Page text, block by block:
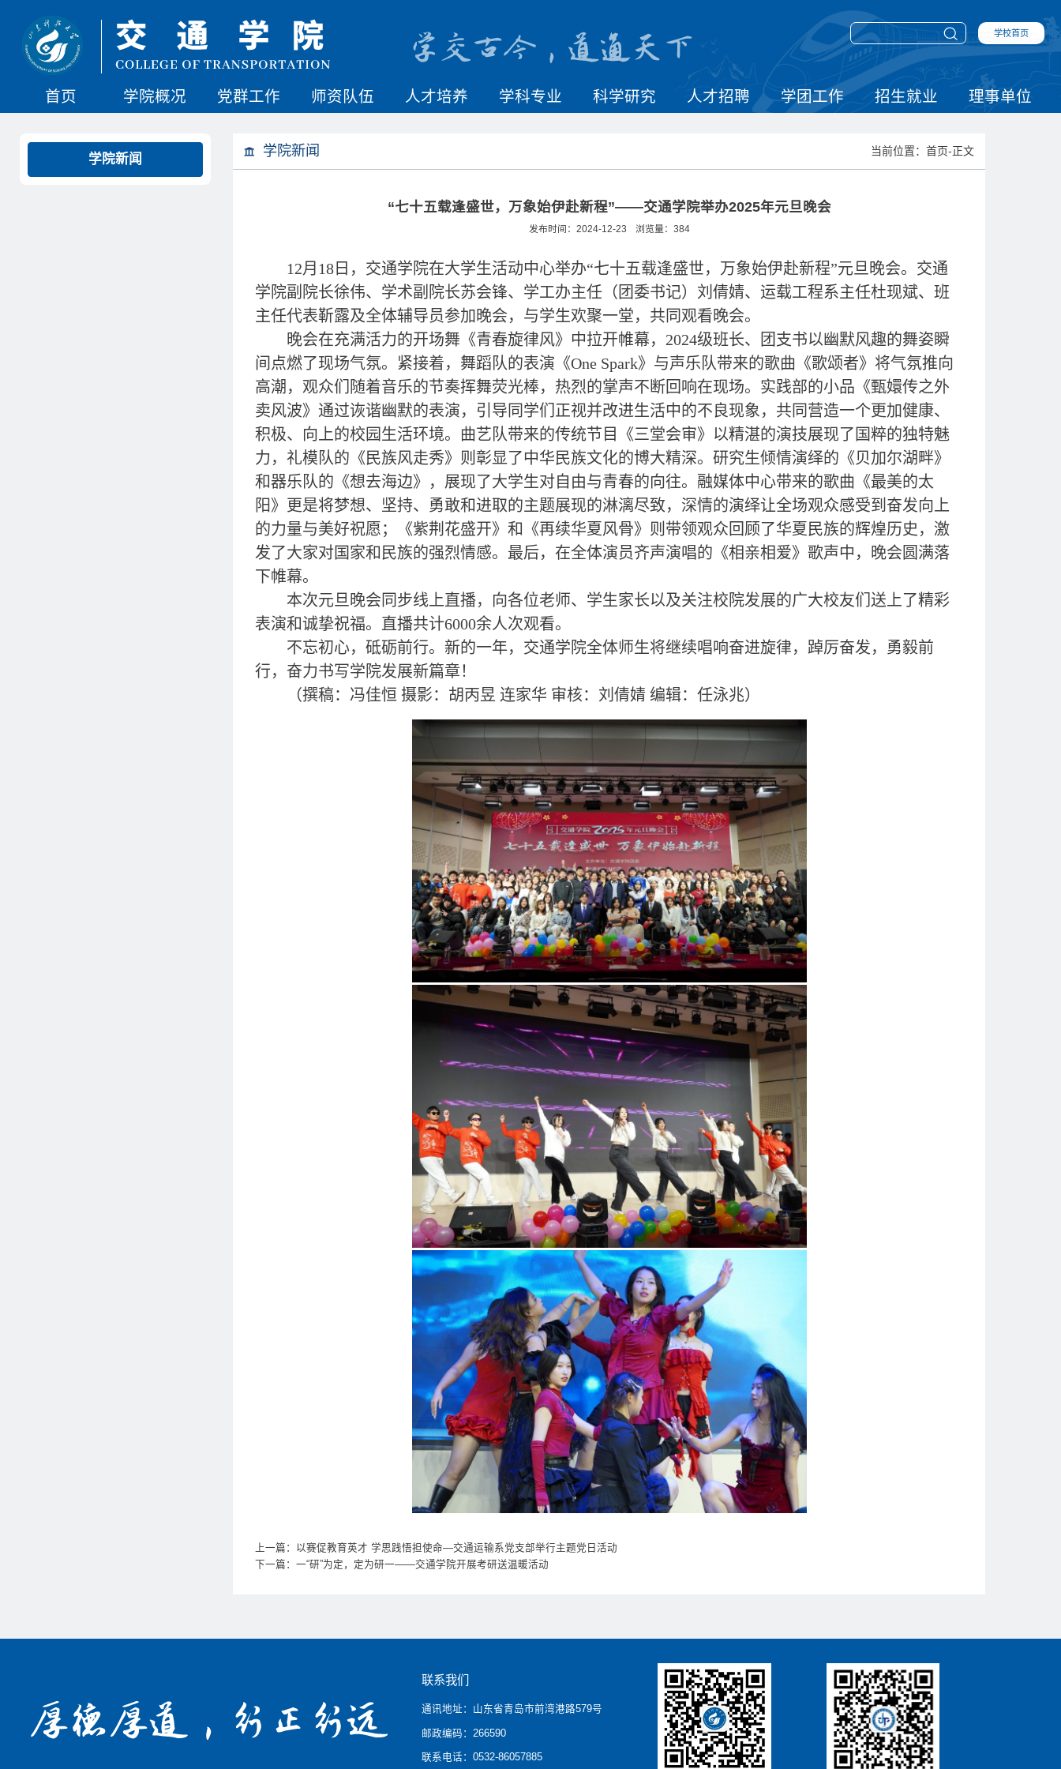
学校首页
首页 学院概况 党群工作 师资队伍 人才培养 学科专业 科学研究 人才招聘 学团工作 招生就业 理事单位
学院新闻 学院新闻 当前位置：首页-正文
“七十五载逢盛世，万象始伊赴新程”——交通学院举办2025年元旦晚会
发布时间：2024-12-23 浏览量： 384
12月18日，交通学院在大学生活动中心举办“七十五载逢盛世，万象始伊赴新程”元旦晚会。交通
学院副院长徐伟、学术副院长苏会锋、学工办主任（团委书记）刘倩婧、运载工程系主任杜现斌、班
主任代表靳露及全体辅导员参加晚会，与学生欢聚一堂，共同观看晚会。
晚会在充满活力的开场舞《青春旋律风》中拉开帷幕，2024级班长、
团支书以幽默风趣的舞姿瞬
间点燃了现场气氛。紧接着，舞蹈队的表演《One Spark》与声乐队带来的歌曲《歌颂者》将气氛推向
高潮，观众们随着音乐的节奏挥舞荧光棒，热烈的掌声不断回响在现场。实践部的小品《甄嬛传之外
卖风波》通过诙谐幽默的表演，引导同学们正视并改进生活中的不良现象，共同营造一个更加健康、
积极、向上的校园生活环境。曲艺队带来的传统节目《三堂会审》以精湛的演技展现了 国粹的独特魅
力，礼模队的《民族风走秀》则彰显了中华民族文化的博大精深。研究生倾情演绎的《贝加尔湖畔》
和器乐队的《想去海边》，展现了大学生对自由与青春的向往。融媒体中心带来的歌曲《最美的太
阳》更是将梦想、坚持、勇敢和进取的主题展现的淋漓尽致，深情的演绎让全场观众感受到奋发向上
的力量与美好祝愿；《紫荆花盛开》和《再续华夏风骨》则带领观众回顾了华夏民族的辉煌历史，激
发了大家对国家和民族的强烈情感。最后，在全体演员齐声演唱的《相亲相爱》歌声中，晚会圆满落
下帷幕。
本次元旦晚会同步线上直播，向各位老师、学生家长以及关注校院发展的广大校友们送上了精彩
表演和诚挚祝福。直播共计6000余人次观看。
不忘初心，砥砺前行。新的一年，交通学院全体师生将继续唱响奋进旋律，踔厉奋发，勇毅前
行，奋力书写学院发展新篇章！
（撰稿：冯佳恒 摄影：胡丙昱 连家华 审核：刘倩婧 编辑：任泳兆）
上一篇：以赛促教育英才 学思践悟担使命—交通运输系党支部举行主题党日活动
下一篇：一“研”为定，定为研一——交通学院开展考研送温暖活动
联系我们
通讯地址：山东省青岛市前湾港路579号
邮政编码：266590
联系电话：0532-86057885